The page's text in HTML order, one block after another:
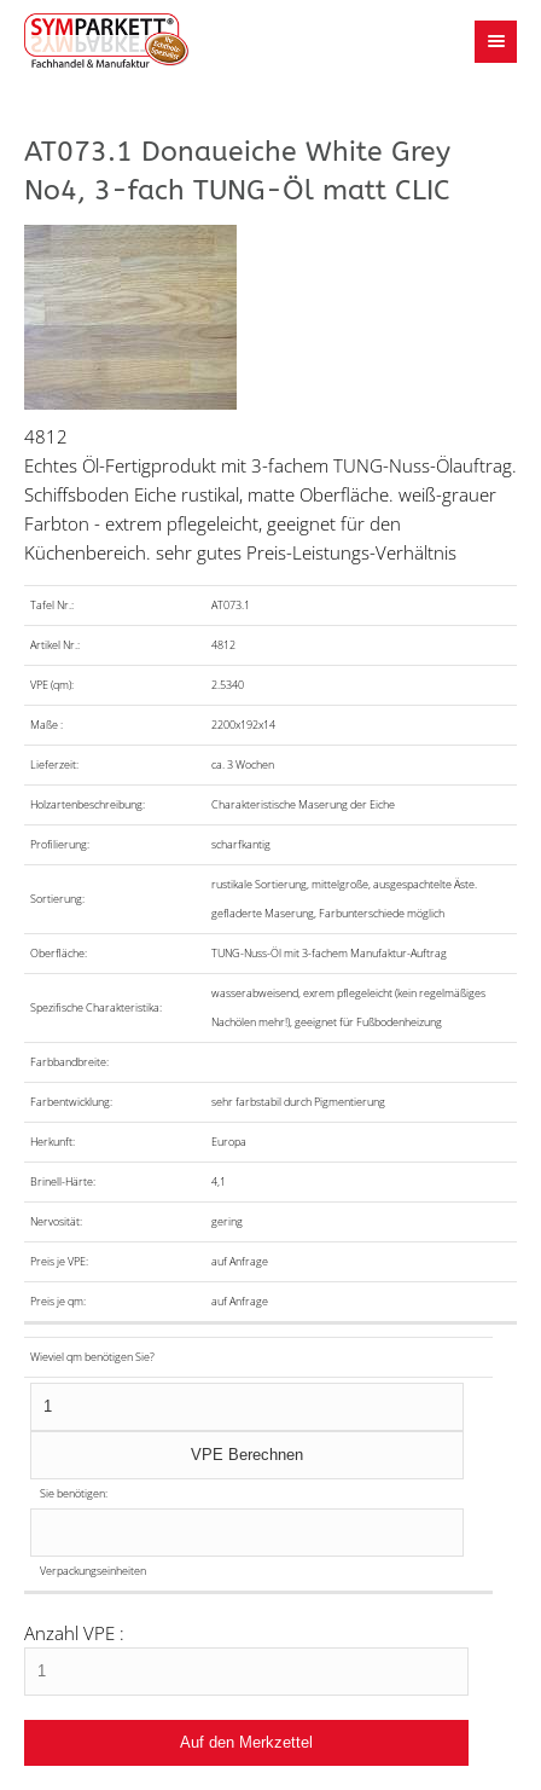
AT073.1 Donaueiche White Grey
No4, 3-fach TUNG-Öl matt CLIC
4812
Echtes Öl-Fertigprodukt mit 3-fachem TUNG-Nuss-Ölauftrag.
Schiffsboden Eiche rustikal, matte Oberfläche. weiß-grauer
Farbton - extrem pflegeleicht, geeignet für den
Küchenbereich. sehr gutes Preis-Leistungs-Verhältnis
Tafel Nr.: AT073.1
Artikel Nr.: 4812
VPE (qm): 2.5340
Maße : 2200x192x14
Lieferzeit: ca. 3 Wochen
Holzartenbeschreibung: Charakteristische Maserung der Eiche
Profilierung: scharfkantig
Sortierung:
rustikale Sortierung, mittelgroße, ausgespachtelte Äste.
gefladerte Maserung, Farbunterschiede möglich
Oberfläche: TUNG-Nuss-Öl mit 3-fachem Manufaktur-Auftrag
Spezifische Charakteristika:
wasserabweisend, exrem pflegeleicht (kein regelmäßiges
Nachölen mehr!), geeignet für Fußbodenheizung
Farbbandbreite:
Farbentwicklung: sehr farbstabil durch Pigmentierung
Herkunft: Europa
Brinell-Härte: 4,1
Nervosität: gering
Preis je VPE: auf Anfrage
Preis je qm: auf Anfrage
Wieviel qm benötigen Sie?
Sie benötigen:
Verpackungseinheiten
Anzahl VPE :